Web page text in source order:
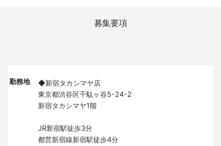
募集要項
勤務地
◆新宿タカシマヤ店
東京都渋谷区千駄ヶ谷5-24-2
新宿タカシマヤ1階
JR新宿駅徒歩3分
都営新宿線新宿駅徒歩4分